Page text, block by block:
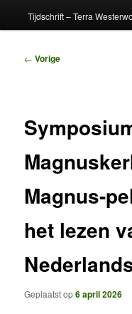
Tijdschrift – Terra
Bericht
← Vorige
Magnus-
het lezen
Geplaatst op6 april 2026